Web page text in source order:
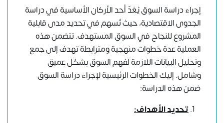
إجراء دراسة السوق يُعَدّ أحد الأركان الأساسية في دراسة
الجدوى الاقتصادية، حيث تُسهم في تحديد مدى قابلية
المشروع للنجاح في السوق المستهدف. تتضمن هذه
العملية عدة خطوات منهجية ومترابطة تهدف إلى جمع
وتحليل البيانات اللازمة لفهم السوق بشكل عميق
وشامل. إليك الخطوات الرئيسية لإجراء دراسة السوق
ضمن هذه الدراسة:
تحديد الأهداف: